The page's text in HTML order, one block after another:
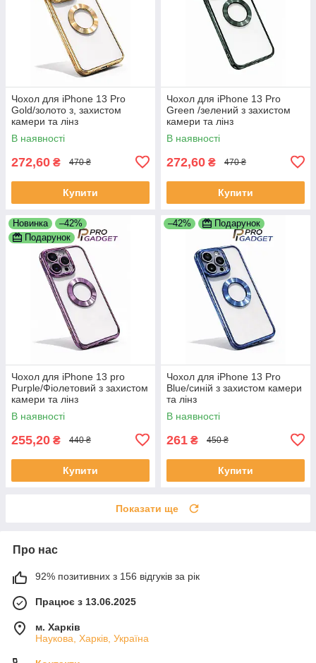
Чохол для iPhone 13 Pro
Gold/золото з, захистом
камери та лінз
В наявності
272,60 ₴ 470 ₴
Купити
Чохол для iPhone 13 Pro
Green /зелений з захистом
камери та лінз
В наявності
272,60 ₴ 470 ₴
Купити
Новинка
–42%
Подарунок
Чохол для iPhone 13 pro
Purple/Фіолетовий з захистом
камери та лінз
В наявності
255,20 ₴ 440 ₴
Купити
–42% Подарунок
Чохол для iPhone 13 Pro
Blue/синій з захистом камери
та лінз
В наявності
261 ₴ 450 ₴
Купити
Показати ще
Про нас
92% позитивних з 156 відгуків за рік
Працює з 13.06.2025
м. Харків
Наукова, Харків, Україна